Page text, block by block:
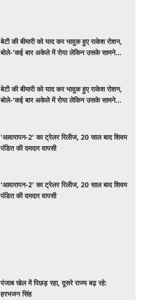
बेटी की बीमारी को याद कर भावुक हुए राकेश रोशन,
बोले-'कई बार अकेले में रोया लेकिन उसके सामने
बेटी की बीमारी को याद कर भावुक हुए राकेश रोशन,
बोले-'कई बार अकेले में रोया लेकिन उसके सामने
'आवारापन-2' का ट्रेलर रिलीज, 20 साल बाद शिवम
पंडित की दमदार वापसी
'आवारापन-2' का ट्रेलर रिलीज, 20 साल बाद शिवम
पंडित की दमदार वापसी
पंजाब खेल में पिछड़ रहा, दूसरे राज्य बढ़ रहे:
हरभजन सिंह